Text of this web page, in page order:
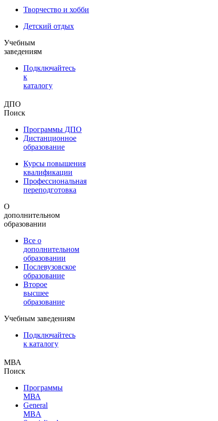
Творчество и хобби
Детский отдых
Учебным
заведениям
Подключайтесь
к
каталогу
ДПО
Поиск
Программы ДПО
Дистанционное
образование
Курсы повышения
квалификации
Профессиональная
переподготовка
О
дополнительном
образовании
Все о
дополнительном
образовании
Послевузовское
образование
Второе
высшее
образование
Учебным заведениям
Подключайтесь
к каталогу
МВА
Поиск
Программы
МВА
General
MBA